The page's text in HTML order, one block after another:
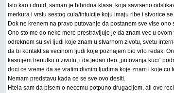
Isto kao i druid, saman je hibridna klasa, koja savrseno
merkura i vrstu sestog cula/intuicije koju imaju ribe i stvorice
Dok ne krenem na pravo putovanje da postanem sve vise
Ono sto me do neke mere prestravljuje je da znam vec u
odreknem su svi ljudi koje znam u stvarnom zivotu, svetu
da bi kontakt sa vecinom ljudi koje poznajem bio vrlo redak.
kasnijem trenutku u zivotu, i da jedan deo „putovanja kuci“
doci ce vreme da se vratim divnim ljudima koje znam i koje cu
Nemam predstavu kada ce se sve ovo desiti.
Htela sam da pisem o necemu potpuno drugacijem, ali ove